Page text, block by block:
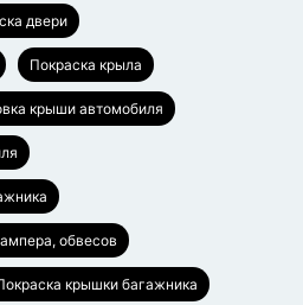
двери
Покраска крыла
крыши автомобиля
обвесов
крышки багажника